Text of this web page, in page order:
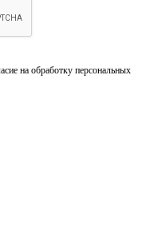
на обработку персональных